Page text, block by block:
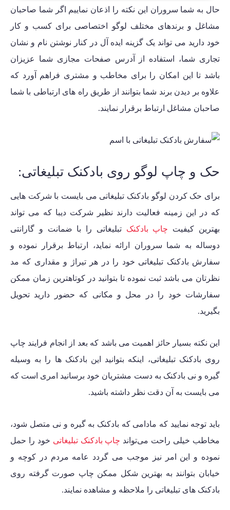
حال به شما سروران این نکته را اذعان نماییم اگر شما صاحبان
مشاغل و برندهای مختلف لوگو اختصاصی برای کسب و کار
خود دارید می تواند یک گزینه ایده آل در کنار نوشتن نام و نشان
تجاری شما، استفاده از آدرس صفحات مجازی شما عزیزان
باشد تا این امکان را برای مخاطب و مشتری فراهم آورد که
علاوه بر دیدن برند شما بتوانند از طریق راه های ارتباطی با شما
صاحبان مشاغل ارتباط برقرار نمایند.
حک و چاپ لوگو روی بادکنک تبلیغاتی:
برای حک کردن لوگو بادکنک تبلیغاتی می بایست با شرکت هایی
که در این زمینه فعالیت دارند نظیر شرکت دیبا که می تواند
بهترین کیفیت چاپ بادکنک تبلیغاتی را با ضمانت و گارانتی
دوساله به شما سروران ارائه نماید، ارتباط برقرار نموده و
سفارش بادکنک تبلیغاتی خود را در هر تیراژ و مقداری که مد
نظرتان می باشد ثبت نموده تا بتوانید در کوتاهترین زمان ممکن
سفارشات خود را در محل و مکانی که حضور دارید تحویل
بگیرید.
این نکته بسیار حائز اهمیت می باشد که بعد از انجام فرایند چاپ
روی بادکنک تبلیغاتی، اینکه بتوانید این بادکنک ها را به وسیله
گیره و نی بادکنک به دست مشتریان خود برسانید امری است که
می بایست به آن دقت نظر داشته باشید.
باید توجه نمایید که مادامی که بادکنک به گیره و نی متصل شود،
مخاطب خیلی راحت می‌تواند چاپ بادکنک تبلیغاتی خود را حمل
نموده و این امر نیز موجب می گردد عامه مردم در کوچه و
خیابان بتوانند به بهترین شکل ممکن چاپ صورت گرفته روی
بادکنک های تبلیغاتی را ملاحظه و مشاهده نمایند.